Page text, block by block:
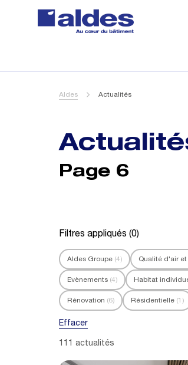
Aldes Actualités
Page 6
Filtres appliqués (0)
Aldes Groupe (4) Qualité d'air et
Evènements (4) Habitat
Rénovation (6) Résidentielle (1)
Effacer
111 actualités